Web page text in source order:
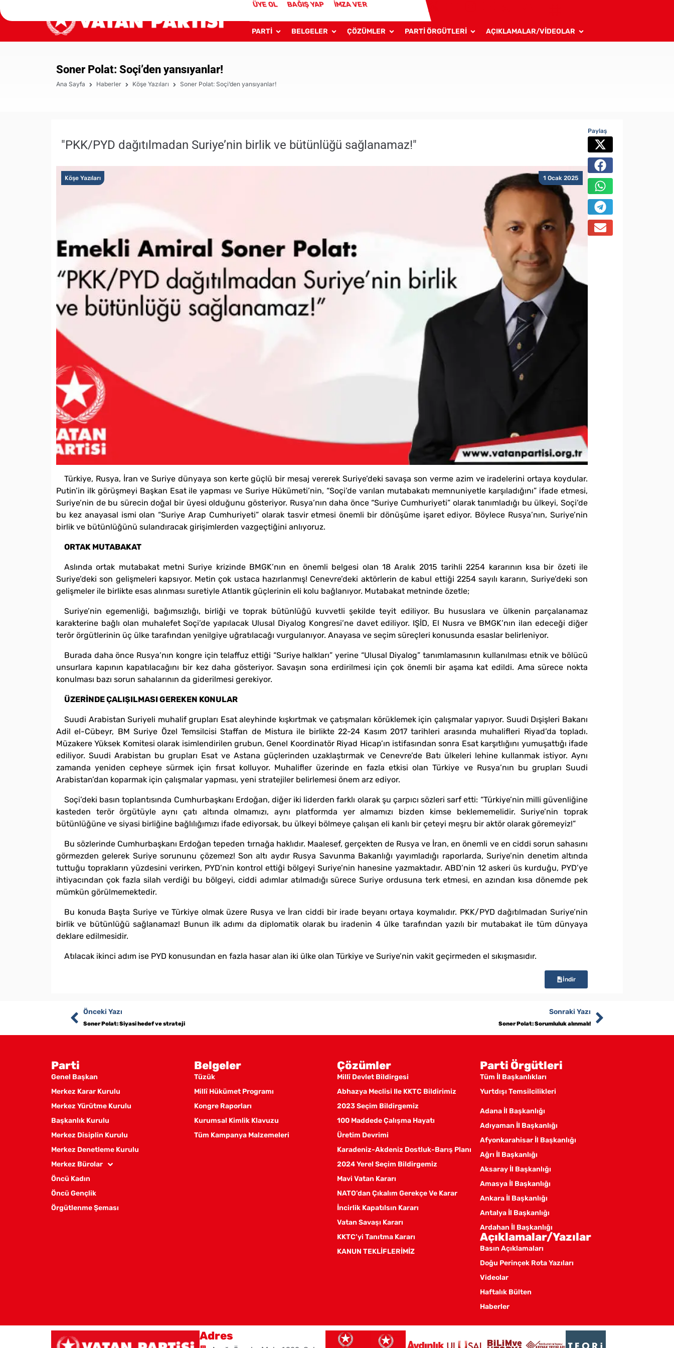
ÜYE OL BAĞIŞ YAP İMZA VER
PARTİ BELGELER ÇÖZÜMLER PARTİ ÖRGÜTLERİ AÇIKLAMALAR/VİDEOLAR
Soner Polat: Soçi’den yansıyanlar!
Ana Sayfa Haberler Köşe Yazıları Soner Polat: Soçi’den yansıyanlar!
"PKK/PYD dağıtılmadan Suriye’nin birlik ve bütünlüğü sağlanamaz!"
1 Ocak 2025
Köşe Yazıları
Türkiye, Rusya, İran ve Suriye dünyaya son kerte güçlü bir mesaj vererek Suriye’deki savaşa son verme azim ve iradelerini ortaya koydular.
Putin’in ilk görüşmeyi Başkan Esat ile yapması ve Suriye Hükümeti’nin, “Soçi’de varılan mutabakatı memnuniyetle karşıladığını” ifade etmesi,
Suriye’nin de bu sürecin doğal bir üyesi olduğunu gösteriyor. Rusya’nın daha önce “Suriye Cumhuriyeti” olarak tanımladığı bu ülkeyi, Soçi’de
bu kez anayasal ismi olan “Suriye Arap Cumhuriyeti” olarak tasvir etmesi önemli bir dönüşüme işaret ediyor. Böylece Rusya’nın, Suriye’nin
birlik ve bütünlüğünü sulandıracak girişimlerden vazgeçtiğini anlıyoruz.
ORTAK MUTABAKAT
Aslında ortak mutabakat metni Suriye krizinde BMGK’nın en önemli belgesi olan 18 Aralık 2015 tarihli 2254 kararının kısa bir özeti ile
Suriye’deki son gelişmeleri kapsıyor. Metin çok ustaca hazırlanmış! Cenevre’deki aktörlerin de kabul ettiği 2254 sayılı kararın, Suriye’deki son
gelişmeler ile birlikte esas alınması suretiyle Atlantik güçlerinin eli kolu bağlanıyor. Mutabakat metninde özetle;
Suriye’nin egemenliği, bağımsızlığı, birliği ve toprak bütünlüğü kuvvetli şekilde teyit ediliyor. Bu hususlara ve ülkenin parçalanamaz
karakterine bağlı olan muhalefet Soçi’de yapılacak Ulusal Diyalog Kongresi’ne davet ediliyor. IŞİD, El Nusra ve BMGK’nın ilan edeceği diğer
terör örgütlerinin üç ülke tarafından yenilgiye uğratılacağı vurgulanıyor. Anayasa ve seçim süreçleri konusunda esaslar belirleniyor.
Burada daha önce Rusya’nın kongre için telaffuz ettiği “Suriye halkları” yerine “Ulusal Diyalog” tanımlamasının kullanılması etnik ve bölücü
unsurlara kapının kapatılacağını bir kez daha gösteriyor. Savaşın sona erdirilmesi için çok önemli bir aşama kat edildi. Ama sürece nokta
konulması bazı sorun sahalarının da giderilmesi gerekiyor.
ÜZERİNDE ÇALIŞILMASI GEREKEN KONULAR
Suudi Arabistan Suriyeli muhalif grupları Esat aleyhinde kışkırtmak ve çatışmaları körüklemek için çalışmalar yapıyor. Suudi Dışişleri Bakanı
Adil el-Cübeyr, BM Suriye Özel Temsilcisi Staffan de Mistura ile birlikte 22-24 Kasım 2017 tarihleri arasında muhalifleri Riyad’da topladı.
Müzakere Yüksek Komitesi olarak isimlendirilen grubun, Genel Koordinatör Riyad Hicap’ın istifasından sonra Esat karşıtlığını yumuşattığı ifade
ediliyor. Suudi Arabistan bu grupları Esat ve Astana güçlerinden uzaklaştırmak ve Cenevre’de Batı ülkeleri lehine kullanmak istiyor. Aynı
zamanda yeniden cepheye sürmek için fırsat kolluyor. Muhalifler üzerinde en fazla etkisi olan Türkiye ve Rusya’nın bu grupları Suudi
Arabistan’dan koparmak için çalışmalar yapması, yeni stratejiler belirlemesi önem arz ediyor.
Soçi’deki basın toplantısında Cumhurbaşkanı Erdoğan, diğer iki liderden farklı olarak şu çarpıcı sözleri sarf etti: “Türkiye’nin milli güvenliğine
kasteden terör örgütüyle aynı çatı altında olmamızı, aynı platformda yer almamızı bizden kimse beklememelidir. Suriye’nin toprak
bütünlüğüne ve siyasi birliğine bağlılığımızı ifade ediyorsak, bu ülkeyi bölmeye çalışan eli kanlı bir çeteyi meşru bir aktör olarak göremeyiz!”
Bu sözlerinde Cumhurbaşkanı Erdoğan tepeden tırnağa haklıdır. Maalesef, gerçekten de Rusya ve İran, en önemli ve en ciddi sorun sahasını
görmezden gelerek Suriye sorununu çözemez! Son altı aydır Rusya Savunma Bakanlığı yayımladığı raporlarda, Suriye’nin denetim altında
tuttuğu toprakların yüzdesini verirken, PYD’nin kontrol ettiği bölgeyi Suriye’nin hanesine yazmaktadır. ABD’nin 12 askeri üs kurduğu, PYD’ye
ihtiyacından çok fazla silah verdiği bu bölgeyi, ciddi adımlar atılmadığı sürece Suriye ordusuna terk etmesi, en azından kısa dönemde pek
mümkün görülmemektedir.
Bu konuda Başta Suriye ve Türkiye olmak üzere Rusya ve İran ciddi bir irade beyanı ortaya koymalıdır. PKK/PYD dağıtılmadan Suriye’nin
birlik ve bütünlüğü sağlanamaz! Bunun ilk adımı da diplomatik olarak bu iradenin 4 ülke tarafından yazılı bir mutabakat ile tüm dünyaya
deklare edilmesidir.
Atılacak ikinci adım ise PYD konusundan en fazla hasar alan iki ülke olan Türkiye ve Suriye’nin vakit geçirmeden el sıkışmasıdır.
İndir
Paylaş
Önceki Yazı
Soner Polat: Siyasi hedef ve strateji
Sonraki Yazı
Soner Polat: Sorumluluk alınmalı!
Parti
Genel Başkan
Merkez Karar Kurulu
Merkez Yürütme Kurulu
Başkanlık Kurulu
Merkez Disiplin Kurulu
Merkez Denetleme Kurulu
Merkez Bürolar
Öncü Kadın
Öncü Gençlik
Örgütlenme Şeması
Belgeler
Tüzük
Millî Hükümet Programı
Kongre Raporları
Kurumsal Kimlik Klavuzu
Tüm Kampanya Malzemeleri
Çözümler
Millî Devlet Bildirgesi
Abhazya Meclisi Ile KKTC Bildirimiz
2023 Seçim Bildirgemiz
100 Maddede Çalışma Hayatı
Üretim Devrimi
Karadeniz-Akdeniz Dostluk-Barış Planı
2024 Yerel Seçim Bildirgemiz
Mavi Vatan Kararı
NATO’dan Çıkalım Gerekçe Ve Karar
İncirlik Kapatılsın Kararı
Vatan Savaşı Kararı
KKTC’yi Tanıtma Kararı
KANUN TEKLİFLERİMİZ
Parti Örgütleri
Tüm İl Başkanlıkları
Yurtdışı Temsilcilikleri
Adana İl Başkanlığı
Adıyaman İl Başkanlığı
Afyonkarahisar İl Başkanlığı
Ağrı İl Başkanlığı
Aksaray İl Başkanlığı
Amasya İl Başkanlığı
Ankara İl Başkanlığı
Antalya İl Başkanlığı
Ardahan İl Başkanlığı
Artvin İl Başkanlığı
Bitlis İl Başkanlığı
Açıklamalar/Yazılar
Basın Açıklamaları
Doğu Perinçek Rota Yazıları
Videolar
Haftalık Bülten
Haberler
Adres